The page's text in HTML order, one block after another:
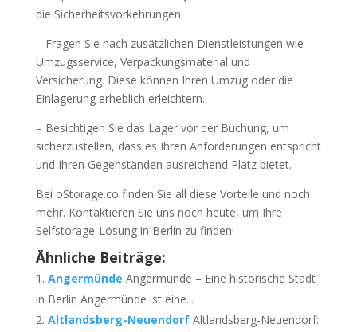
die Sicherheitsvorkehrungen.
– Fragen Sie nach zusätzlichen Dienstleistungen wie
Umzugsservice, Verpackungsmaterial und
Versicherung. Diese können Ihren Umzug oder die
Einlagerung erheblich erleichtern.
– Besichtigen Sie das Lager vor der Buchung, um
sicherzustellen, dass es Ihren Anforderungen entspricht
und Ihren Gegenständen ausreichend Platz bietet.
Bei oStorage.co finden Sie all diese Vorteile und noch
mehr. Kontaktieren Sie uns noch heute, um Ihre
Selfstorage-Lösung in Berlin zu finden!
Ähnliche Beiträge:
Angermünde Angermünde – Eine historische Stadt
in Berlin Angermünde ist eine...
Altlandsberg-Neuendorf Altlandsberg-Neuendorf: